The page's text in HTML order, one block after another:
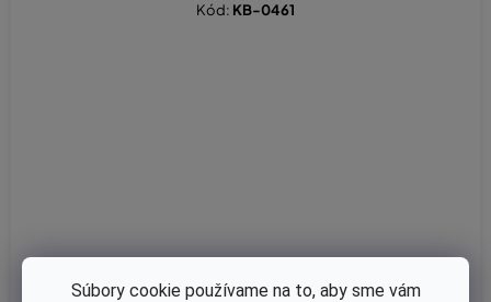
Súbory cookie používame na to, aby sme vám
Kód: KB-0461